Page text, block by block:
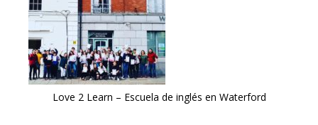
Love 2 Learn – Escuela de inglés en Waterford